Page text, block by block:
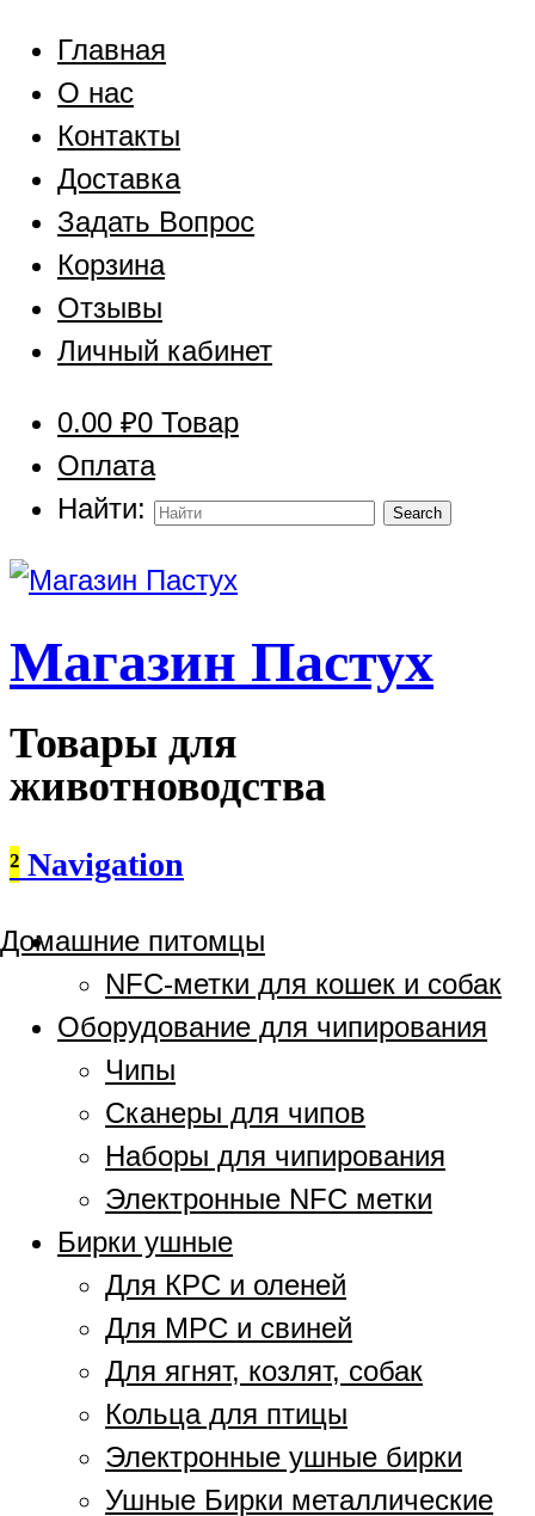
Главная
О нас
Контакты
Доставка
Задать Вопрос
Корзина
Отзывы
Личный кабинет
0.00 ₽0 Товар
Оплата
Найти:
Магазин Пастух
Товары для
животноводства
² Navigation
Домашние питомцы
NFC-метки для кошек и собак
Оборудование для чипирования
Чипы
Сканеры для чипов
Наборы для чипирования
Электронные NFC метки
Бирки ушные
Для КРС и оленей
Для МРС и свиней
Для ягнят, козлят, собак
Кольца для птицы
Электронные ушные бирки
Ушные Бирки металлические